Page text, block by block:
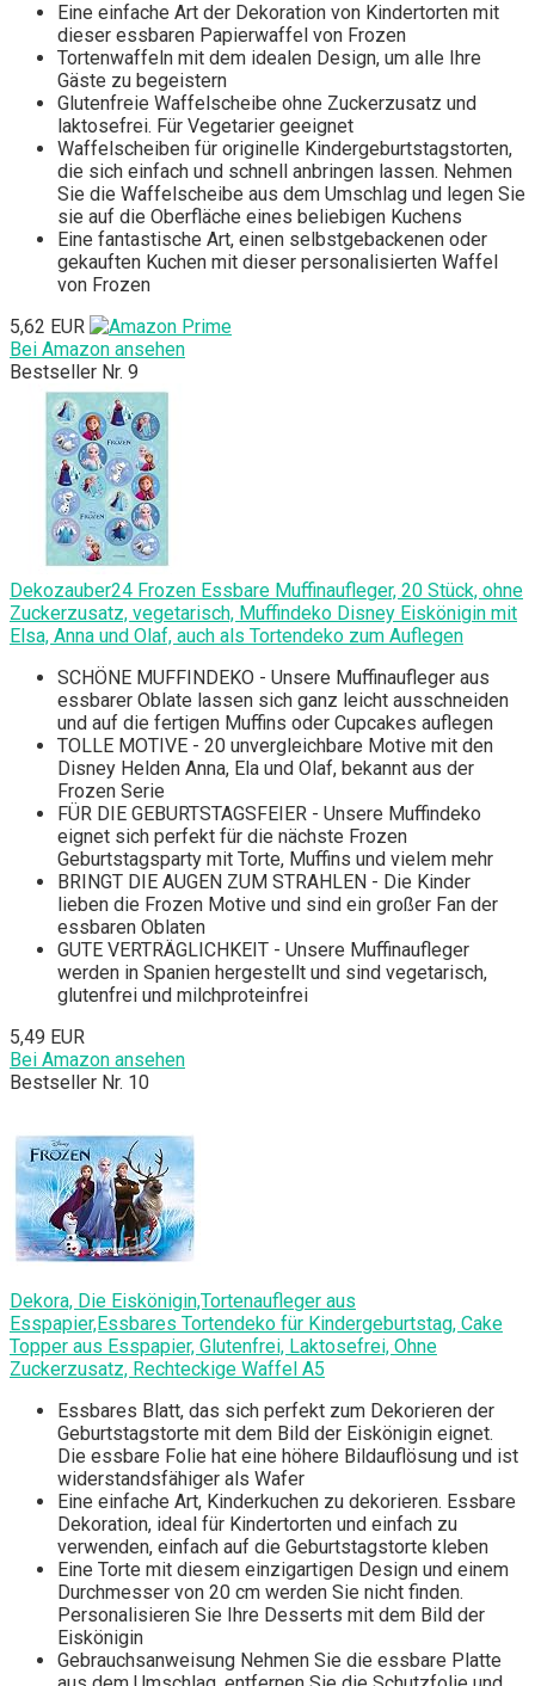
Eine einfache Art der Dekoration von Kindertorten mit
dieser essbaren Papierwaffel von Frozen
Tortenwaffeln mit dem idealen Design, um alle Ihre
Gäste zu begeistern
Glutenfreie Waffelscheibe ohne Zuckerzusatz und
laktosefrei. Für Vegetarier geeignet
Waffelscheiben für originelle Kindergeburtstagstorten,
die sich einfach und schnell anbringen lassen. Nehmen
Sie die Waffelscheibe aus dem Umschlag und legen Sie
sie auf die Oberfläche eines beliebigen Kuchens
Eine fantastische Art, einen selbstgebackenen oder
gekauften Kuchen mit dieser personalisierten Waffel
von Frozen
5,62 EUR
Bei Amazon ansehen
Bestseller Nr. 9
Dekozauber24 Frozen Essbare Muffinaufleger, 20 Stück, ohne
Zuckerzusatz, vegetarisch, Muffindeko Disney Eiskönigin mit
Elsa, Anna und Olaf, auch als Tortendeko zum Auflegen
SCHÖNE MUFFINDEKO - Unsere Muffinaufleger aus
essbarer Oblate lassen sich ganz leicht ausschneiden
und auf die fertigen Muffins oder Cupcakes auflegen
TOLLE MOTIVE - 20 unvergleichbare Motive mit den
Disney Helden Anna, Ela und Olaf, bekannt aus der
Frozen Serie
FÜR DIE GEBURTSTAGSFEIER - Unsere Muffindeko
eignet sich perfekt für die nächste Frozen
Geburtstagsparty mit Torte, Muffins und vielem mehr
BRINGT DIE AUGEN ZUM STRAHLEN - Die Kinder
lieben die Frozen Motive und sind ein großer Fan der
essbaren Oblaten
GUTE VERTRÄGLICHKEIT - Unsere Muffinaufleger
werden in Spanien hergestellt und sind vegetarisch,
glutenfrei und milchproteinfrei
5,49 EUR
Bei Amazon ansehen
Bestseller Nr. 10
Dekora, Die Eiskönigin,Tortenaufleger aus
Esspapier,Essbares Tortendeko für Kindergeburtstag, Cake
Topper aus Esspapier, Glutenfrei, Laktosefrei, Ohne
Zuckerzusatz, Rechteckige Waffel A5
Essbares Blatt, das sich perfekt zum Dekorieren der
Geburtstagstorte mit dem Bild der Eiskönigin eignet.
Die essbare Folie hat eine höhere Bildauflösung und ist
widerstandsfähiger als Wafer
Eine einfache Art, Kinderkuchen zu dekorieren. Essbare
Dekoration, ideal für Kindertorten und einfach zu
verwenden, einfach auf die Geburtstagstorte kleben
Eine Torte mit diesem einzigartigen Design und einem
Durchmesser von 20 cm werden Sie nicht finden.
Personalisieren Sie Ihre Desserts mit dem Bild der
Eiskönigin
Gebrauchsanweisung Nehmen Sie die essbare Platte